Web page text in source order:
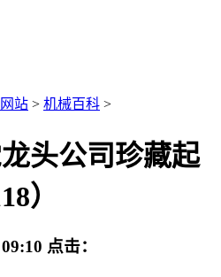
站 > 机械百科 >
头公司珍藏起
）
点击：